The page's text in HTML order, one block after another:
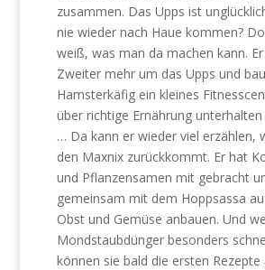
zusammen. Das Upps ist
nie wieder nach Haue kommen?
weiß, was man da machen kann.
Zweiter mehr um das Upps und
Hamsterkäfig ein kleines
über richtige Ernährung
… Da kann er wieder viel erzählen,
den Maxnix zurückkommt. Er hat
und Pflanzensamen mit gebracht
gemeinsam mit dem Hoppsassa
Obst und Gemüse anbauen. Und
Mondstaubdünger besonders
können sie bald die ersten Rezepte